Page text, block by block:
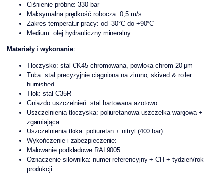
Ciśnienie próbne: 330 bar
Maksymalna prędkość robocza: 0,5 m/s
Zakres temperatur pracy: od -30°C do +90°C
Medium: olej hydrauliczny mineralny
Materiały i wykonanie:
Tłoczysko: stal CK45 chromowana, powłoka chrom 20 μm
Tuba: stal precyzyjnie ciągniona na zimno, skived & roller
burnished
Tłok: stal C35R
Gniazdo uszczelnień: stal hartowana azotowo
Uszczelnienia tłoczyska: poliuretanowa uszczelka wargowa +
zgarniająca
Uszczelnienia tłoka: poliuretan + nitryl (400 bar)
Wykończenie i zabezpieczenie:
Malowanie podkładowe RAL9005
Oznaczenie siłownika: numer referencyjny + CH + tydzień/rok
produkcji